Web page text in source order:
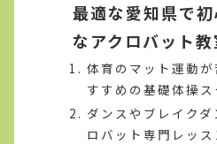
最適な愛知県で
なアクロバット
体育のマット運動
すすめの基礎体操
ダンスやブレイク
ロバット専門レッ